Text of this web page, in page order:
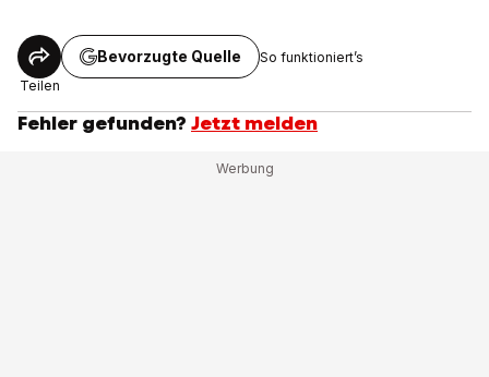
Teilen
Bevorzugte Quelle So funktioniert’s
Fehler gefunden? Jetzt melden